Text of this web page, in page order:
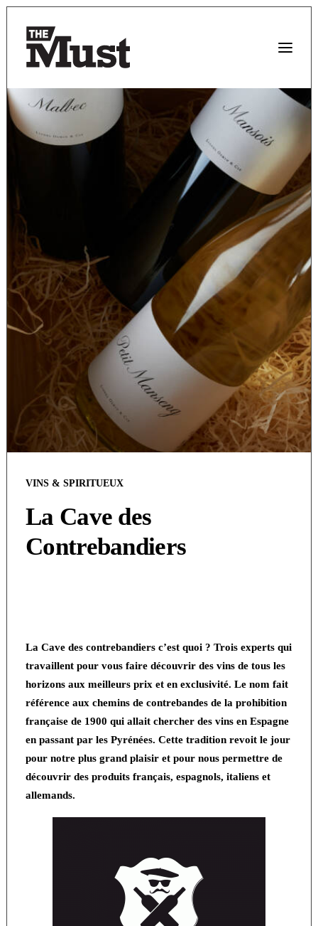
VINS & SPIRITUEUX
La Cave des
Contrebandiers
La Cave des contrebandiers c’est quoi ? Trois experts qui
travaillent pour vous faire découvrir des vins de tous les
horizons aux meilleurs prix et en exclusivité. Le nom fait
référence aux chemins de contrebandes de la prohibition
française de 1900 qui allait chercher des vins en Espagne
en passant par les Pyrénées. Cette tradition revoit le jour
pour notre plus grand plaisir et pour nous permettre de
découvrir des produits français, espagnols, italiens et
allemands.